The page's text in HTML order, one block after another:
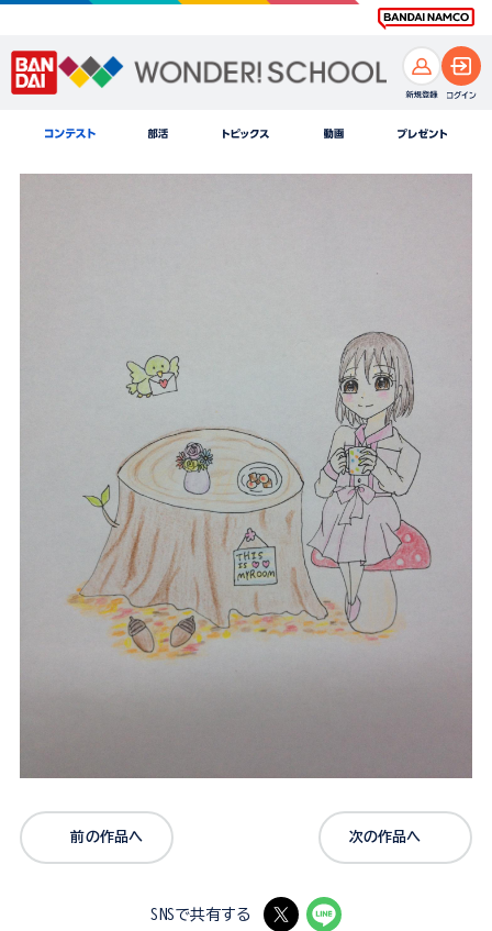
前の作品へ 次の作品へ
SNSで共有する